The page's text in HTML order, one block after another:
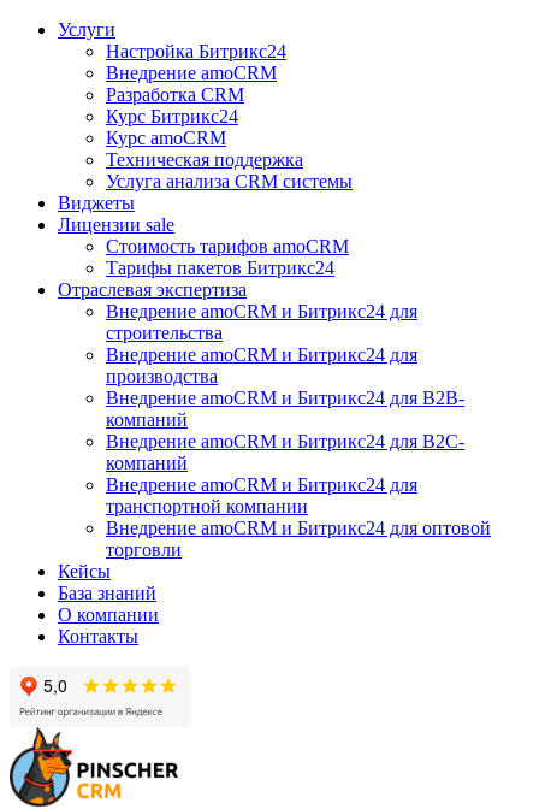
Услуги
Настройка Битрикс24
Внедрение amoCRM
Разработка CRM
Курс Битрикс24
Курс amoCRM
Техническая поддержка
Услуга анализа CRM системы
Виджеты
Лицензии sale
Стоимость тарифов amoCRM
Тарифы пакетов Битрикс24
Отраслевая экспертиза
Внедрение amoCRM и Битрикс24 для
строительства
Внедрение amoCRM и Битрикс24 для
производства
Внедрение amoCRM и Битрикс24 для В2В-
компаний
Внедрение amoCRM и Битрикс24 для В2С-
компаний
Внедрение amoCRM и Битрикс24 для
транспортной компании
Внедрение amoCRM и Битрикс24 для оптовой
торговли
Кейсы
База знаний
О компании
Контакты